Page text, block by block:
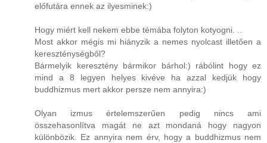
előfutára ennek az ilyesminek:)
Hogy miért kell nekem ebbe témába folyton kotyogni. ..
Most akkor mégis mi hiányzik a nemes nyolcast illetően a
kereszténységből?
Bármelyik keresztény bármikor bárhol:) rábólint hogy ez
mind a 8 legyen helyes kivéve ha azzal kedjük hogy
buddhizmus mert akkor persze nem annyira:)
Olyan izmus értelemszerűen pedig nincs ami
összehasonlítva magát ne azt mondaná hogy nagyon
különbözik. Ez annyira nem érv, hogy a buddhizmus nem